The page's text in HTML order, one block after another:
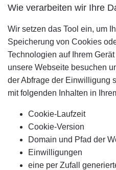
Wie verarbeiten wir Ihre
Wir setzen das Tool ein, um
Speicherung von Cookies
Technologien auf Ihrem
unsere Webseite besuchen
der Abfrage der Einwilligung
mit folgenden Inhalten in
Cookie-Laufzeit
Cookie-Version
Domain und Pfad der
Einwilligungen
eine per Zufall